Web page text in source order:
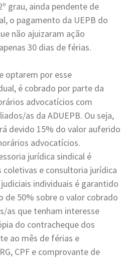
grau, ainda pendente de
o pagamento da UEPB do
não ajuizaram ação
30 dias de férias.
optarem por esse
é cobrado por parte da
advocatícios com
as da ADUEPB. Ou seja,
devido 15% do valor auferido
advocatícios.
jurídica sindical é
coletivas e consultoria jurídica
individuais é garantido
de 50% sobre o valor cobrado
as que tenham interesse
do contracheque dos
ao mês de férias e
CPF e comprovante de